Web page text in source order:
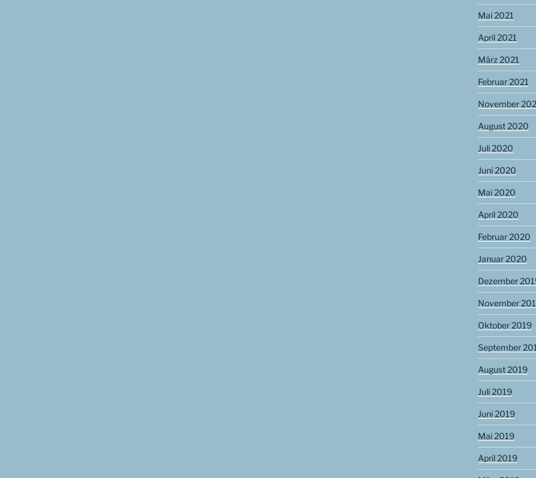
Mai 2021
April 2021
März 2021
Februar 2021
November
August 2020
Juli 2020
Juni 2020
Mai 2020
April 2020
Februar 2020
Januar 2020
Dezember
November
Oktober 2019
September
August 2019
Juli 2019
Juni 2019
Mai 2019
April 2019